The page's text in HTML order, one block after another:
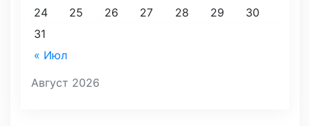
Август 2026
« Июл
24
25 26 27 28 29
30
31